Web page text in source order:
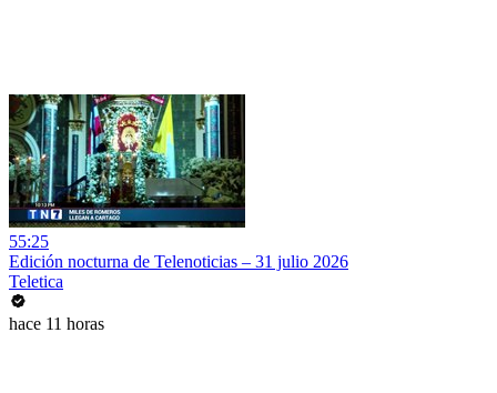
55:25
Edición nocturna de Telenoticias – 31 julio 2026
Teletica
hace 11 horas